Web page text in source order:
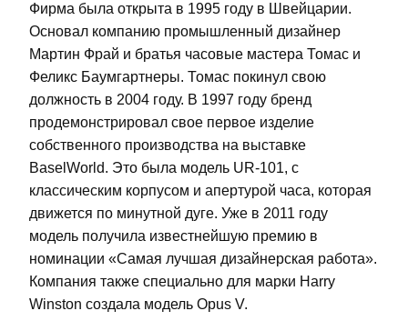
Фирма была открыта в 1995 году в Швейцарии.
Основал компанию промышленный дизайнер
Мартин Фрай и братья часовые мастера Томас и
Феликс Баумгартнеры. Томас покинул свою
должность в 2004 году. В 1997 году бренд
продемонстрировал свое первое изделие
собственного производства на выставке
BaselWorld. Это была модель UR-101, с
классическим корпусом и апертурой часа, которая
движется по минутной дуге. Уже в 2011 году
модель получила известнейшую премию в
номинации «Самая лучшая дизайнерская работа».
Компания также специально для марки Harry
Winston создала модель Opus V.